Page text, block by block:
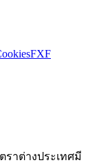
FXF
ราต่างประเทศมี